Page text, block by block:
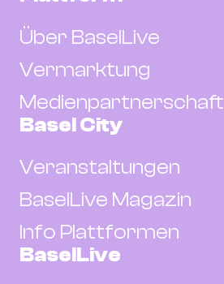
Über BaselLive
Vermarktung
Medienpartnerschaft
Basel City
Veranstaltungen
BaselLive Magazin
Info Plattformen
BaselLive